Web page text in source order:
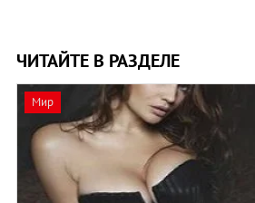
ЧИТАЙТЕ В РАЗДЕЛЕ
Мир